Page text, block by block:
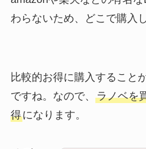
わらないため、どこで購入
比較的お得に購入すること
ですね。なので、 ラノベを
得になります。